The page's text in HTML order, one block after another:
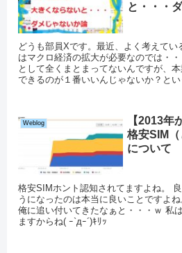
と・・・
どうも部員Xです。最近、よく考えてい
はマクロ経済の拡大が必要なのでは・
として全くまとまってないんですが、
できるのが１番いいんじゃないか？とい
Weblog
【2013年
格安SIM（
について
格安SIMホント認知されてますよね。
うになったのは本当に良いことですよ
俺に追い付いてきたなぁと・・・ｗ 私
ますからね( ｰ`дｰ´)ｷﾘｯ